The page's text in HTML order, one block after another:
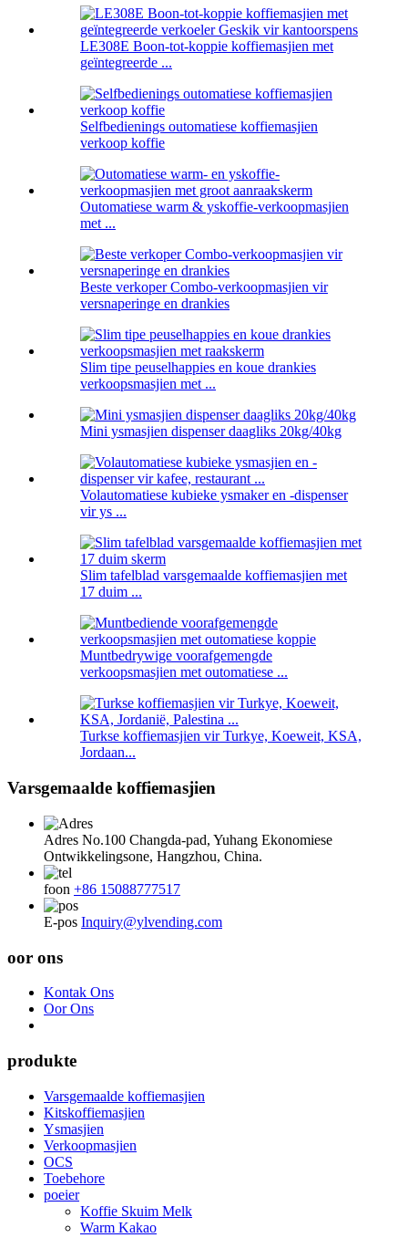
LE308E Boon-tot-koppie koffiemasjien met
geïntegreerde ...
Selfbedienings outomatiese koffiemasjien
verkoop koffie
Outomatiese warm & yskoffie-verkoopmasjien
met ...
Beste verkoper Combo-verkoopmasjien vir
versnaperinge en drankies
Slim tipe peuselhappies en koue drankies
verkoopsmasjien met ...
Mini ysmasjien dispenser daagliks 20kg/40kg
Volautomatiese kubieke ysmaker en -dispenser
vir ys ...
Slim tafelblad varsgemaalde koffiemasjien met
17 duim ...
Muntbedrywige voorafgemengde
verkoopsmasjien met outomatiese ...
Turkse koffiemasjien vir Turkye, Koeweit, KSA,
Jordaan...
Varsgemaalde koffiemasjien
Adres No.100 Changda-pad, Yuhang Ekonomiese
Ontwikkelingsone, Hangzhou, China.
foon +86 15088777517
E-pos Inquiry@ylvending.com
oor ons
Kontak Ons
Oor Ons
produkte
Varsgemaalde koffiemasjien
Kitskoffiemasjien
Ysmasjien
Verkoopmasjien
OCS
Toebehore
poeier
Koffie Skuim Melk
Warm Kakao